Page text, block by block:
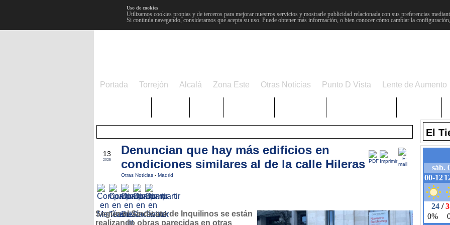
Uso de cookies
Utilizamos cookies propias y de terceros para mejorar nuestros servicios y mostrarle publicidad relacionada con sus preferencias
Si continúa navegando, consideramos que acepta su uso. Puede obtener más información, o bien conocer cómo cambiar la
Portada Torrejón Alcalá Zona Este Otras Noticias Punto D Vista Lente de Aumento
13
2025
Denuncian que hay más edificios en
condiciones similares al de la calle Hileras
Otras Noticias - Madrid
Según el Sindicato de Inquilinos se están
realizando obras parecidas en otras
El